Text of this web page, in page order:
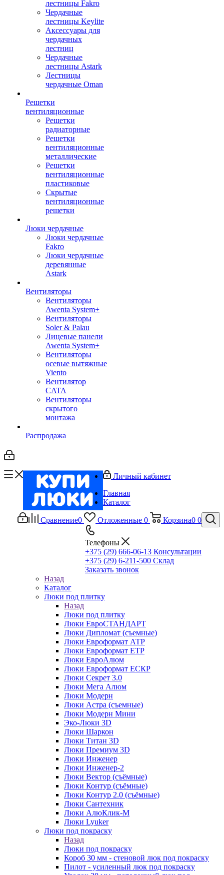
лестницы Fakro
Чердачные
лестницы Keylite
Аксессуары для
чердачных
лестниц
Чердачные
лестницы Astark
Лестницы
чердачные Oman
Решетки
вентиляционные
Решетки
радиаторные
Решетки
вентиляционные
металлические
Решетки
вентиляционные
пластиковые
Скрытые
вентиляционные
решетки
Люки чердачные
Люки чердачные
Fakro
Люки чердачные
деревянные
Astark
Вентиляторы
Вентиляторы
Awenta System+
Вентиляторы
Soler & Palau
Лицевые панели
Awenta System+
Вентиляторы
осевые вытяжные
Viento
Вентилятор
CATA
Вентиляторы
скрытого
монтажа
Распродажа
Сравнение0 Отложенные 0 Корзина0 0
Телефоны
+375 (29) 666-06-13 Консультации
+375 (29) 6-211-500 Склад
Заказать звонок
Личный кабинет
Главная
Каталог
Назад
Каталог
Люки под плитку
Назад
Люки под плитку
Люки ЕвроСТАНДАРТ
Люки Дипломат (съемные)
Люки Евроформат АТР
Люки Евроформат ЕТР
Люки ЕвроАлюм
Люки Евроформат ЕСКР
Люки Секрет 3.0
Люки Мега Алюм
Люки Модерн
Люки Астра (съемные)
Люки Модерн Мини
Эко-Люки 3D
Люки Шаркон
Люки Титан 3D
Люки Премиум 3D
Люки Инженер
Люки Инженер-2
Люки Вектор (съёмные)
Люки Контур (съёмные)
Люки Контур 2.0 (съёмные)
Люки Сантехник
Люки АлюКлик-М
Люки Lyuker
Люки под покраску
Назад
Люки под покраску
Короб 30 мм - стеновой люк под покраску
Пилот - усиленный люк под покраску